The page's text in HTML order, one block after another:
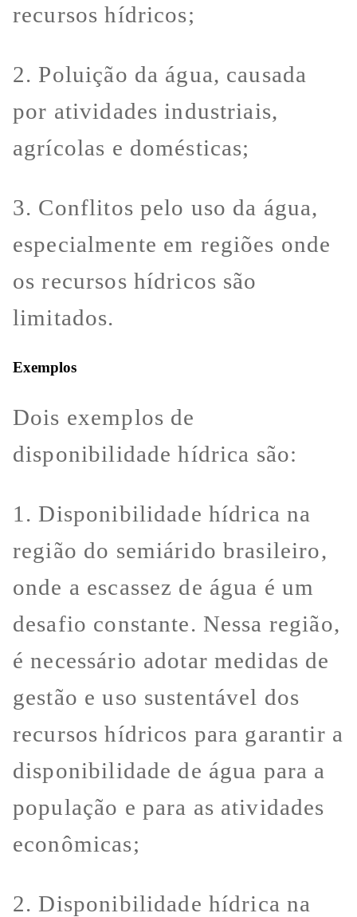
recursos hídricos;
2. Poluição da água, causada
por atividades industriais,
agrícolas e domésticas;
3. Conflitos pelo uso da água,
especialmente em regiões onde
os recursos hídricos são
limitados.
Exemplos
Dois exemplos de
disponibilidade hídrica são:
1. Disponibilidade hídrica na
região do semiárido brasileiro,
onde a escassez de água é um
desafio constante. Nessa região,
é necessário adotar medidas de
gestão e uso sustentável dos
recursos hídricos para garantir a
disponibilidade de água para a
população e para as atividades
econômicas;
2. Disponibilidade hídrica na